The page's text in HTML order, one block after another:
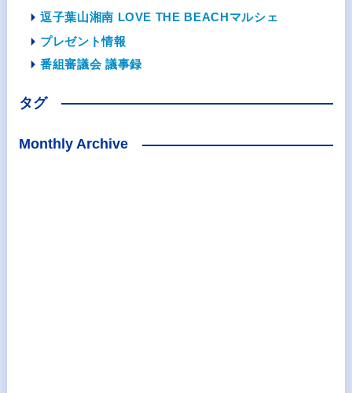
逗子葉山湘南 LOVE THE BEACHマルシェ
プレゼント情報
番組審議会 議事録
タグ
Monthly Archive